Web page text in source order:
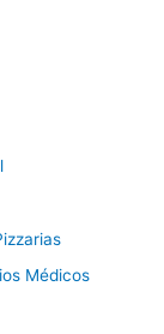
Médicos